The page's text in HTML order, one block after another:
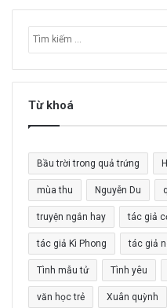
Từ khoá
Bầu trời trong quả trứng
mùa thu Nguyễn Du
truyện ngắn hay tác giả
tác giả Kì Phong tác giả
Tình mẫu tử Tình yêu
văn học trẻ Xuân quỳnh